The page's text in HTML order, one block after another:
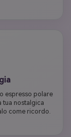
espresso polare
tua nostalgica
come ricordo.